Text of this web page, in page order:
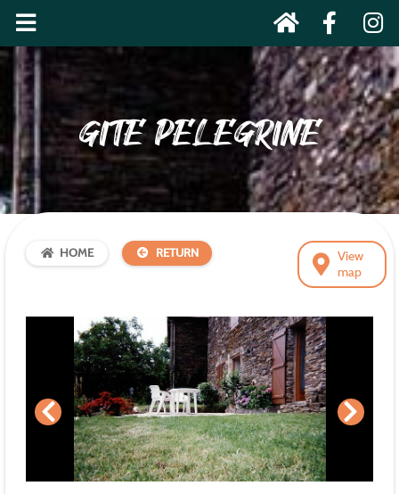
GITE PELEGRINE
View
map
HOME RETURN